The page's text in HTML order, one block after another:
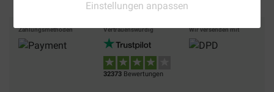
Einstellungen anpassen
Zahlungsmethoden Vertrauenswürdig
32373 Bewertungen
Wir versenden mit